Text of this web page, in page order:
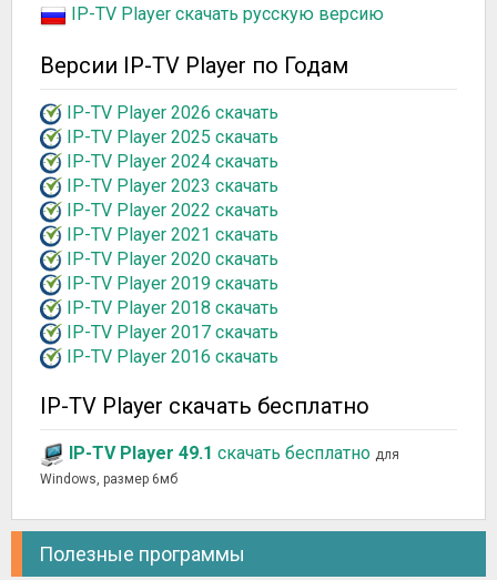
IP-TV Player скачать русскую версию
Версии IP-TV Player по Годам
IP-TV Player 2026 скачать
IP-TV Player 2025 скачать
IP-TV Player 2024 скачать
IP-TV Player 2023 скачать
IP-TV Player 2022 скачать
IP-TV Player 2021 скачать
IP-TV Player 2020 скачать
IP-TV Player 2019 скачать
IP-TV Player 2018 скачать
IP-TV Player 2017 скачать
IP-TV Player 2016 скачать
IP-TV Player скачать бесплатно
IP-TV Player 49.1 скачать бесплатно для
Windows, размер 6мб
Полезные программы